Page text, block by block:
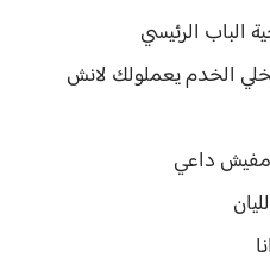
الباب الرئيسي
الخدم يعملولك لانش
داعي